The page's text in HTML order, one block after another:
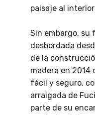
paisaje al
Sin embargo, su
desbordada
de la
madera en 2014
fácil y seguro,
arraigada de
parte de su